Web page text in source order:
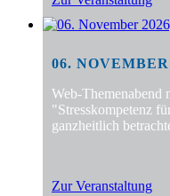
06.
Web-Themenabend
"Stresskompetenz
ganzheitlich
Zur Veranstaltung